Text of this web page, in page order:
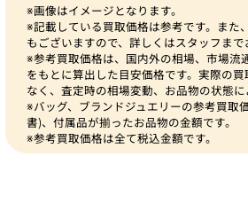
※画像はイメージとなります。
※記載している買取価格は参考です。また
もございますので、詳しくはスタッフまで
※参考買取価格は、国内外の相場、市場流
をもとに算出した目安価格です。実際の
なく、査定時の相場変動、お品物の状態に
※バッグ、ブランドジュエリーの参考買取
書)、付属品が揃ったお品物の金額です。
※参考買取価格は全て税込金額です。